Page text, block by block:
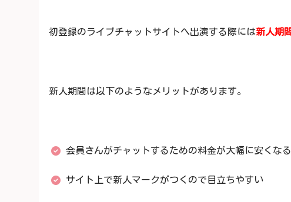
初登録のライブチャットサイトへ出演する際には新人期間
新人期間は以下のようなメリットがあります。
会員さんがチャットするための料金が大幅に安くなる
サイト上で新人マークがつくので目立ちやすい